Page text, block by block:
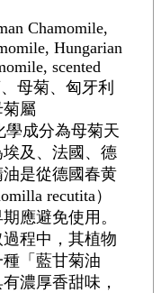
Chamomile,
Hungarian
scented
母菊、匈牙利
屬
學成分為母菊天
及、法國、德
是從德國春黄
recutita）
應避免使用。
程中，其植物
「藍甘菊油
濃厚香甜味，